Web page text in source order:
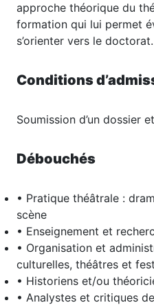
approche théorique du
formation qui lui permet
s’orienter vers le doctorat.
Conditions
Soumission d’un dossier
Débouchés
• Pratique théâtrale :
scène
• Enseignement et
• Organisation et
culturelles, théâtres et
• Historiens et/ou
• Analystes et critiques